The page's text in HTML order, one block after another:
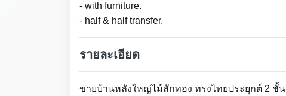
- with furniture.
- half & half transfer.
รายละเอียด
ขายบ้านหลังใหญ่ไม้สักทอง ทรงไทยประยุกต์ 2 ชั้น